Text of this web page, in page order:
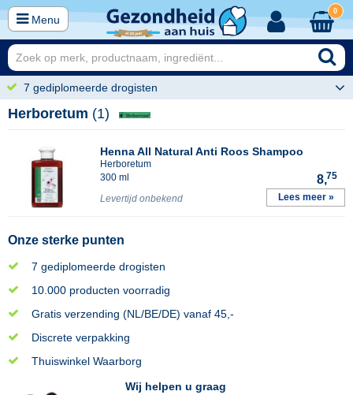
Menu
0
7 gediplomeerde drogisten
Herboretum (1)
Henna All Natural Anti Roos Shampoo
Herboretum
300 ml
8,75
Levertijd onbekend Lees meer »
Onze sterke punten
7 gediplomeerde drogisten
10.000 producten voorradig
Gratis verzending (NL/BE/DE) vanaf 45,-
Discrete verpakking
Thuiswinkel Waarborg
Wij helpen u graag